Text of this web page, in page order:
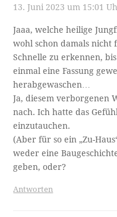
13. Juni 2023 um 15:01
Jaaa, welche heilige
wohl schon damals
Schnelle zu erkennen,
einmal eine Fassung
herabgewaschen…
Ja, diesem verborgenen
nach. Ich hatte das
einzutauchen.
(Aber für so ein „Zu-
weder eine
geben, oder?
Antworten